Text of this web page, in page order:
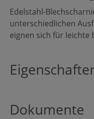
Edelstahl-
unterschiedlichen
eignen sich für leichte
Dokumente